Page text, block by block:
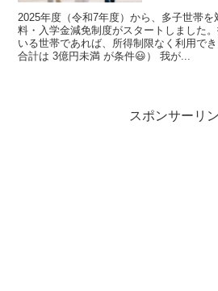
2025年度（令和7年度）から、多子世帯
料・入学金減免制度がスタートしました
いる世帯であれば、所得制限なく利用で
合計は 3億円未満 が条件😃） 我が...
スポンサーリ